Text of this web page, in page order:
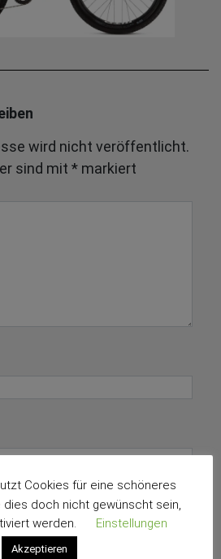
wird nicht veröffentlicht.
sind mit * markiert
Cookies für eine schöneres
doch nicht gewünscht sein,
werden.
Einstellungen
Akzeptieren